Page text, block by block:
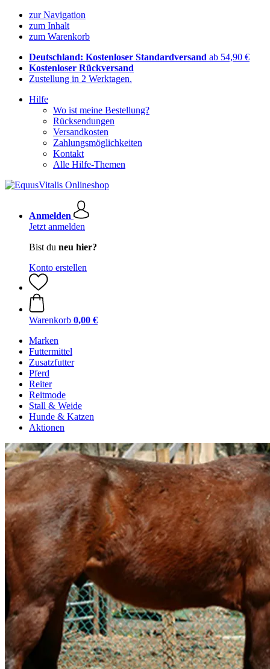
zur Navigation
zum Inhalt
zum Warenkorb
Deutschland: Kostenloser Standardversand ab 54,90 €
Kostenloser Rückversand
Zustellung in 2 Werktagen.
Hilfe
Wo ist meine Bestellung?
Rücksendungen
Versandkosten
Zahlungsmöglichkeiten
Kontakt
Alle Hilfe-Themen
Anmelden
Jetzt anmelden
Bist du neu hier?
Konto erstellen
Warenkorb 0,00 €
Marken
Futtermittel
Zusatzfutter
Pferd
Reiter
Reitmode
Stall & Weide
Hunde & Katzen
Aktionen